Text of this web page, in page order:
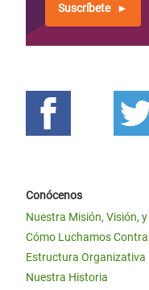
Suscríbete
Conócenos
Nuestra Misión, Visión,
Cómo Luchamos
Estructura Organizativa
Nuestra Historia